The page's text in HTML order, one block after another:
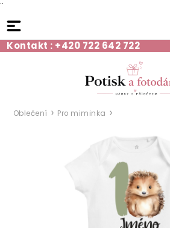
¨
Kontakt : +420 722 642 722
Oblečení Pro miminka